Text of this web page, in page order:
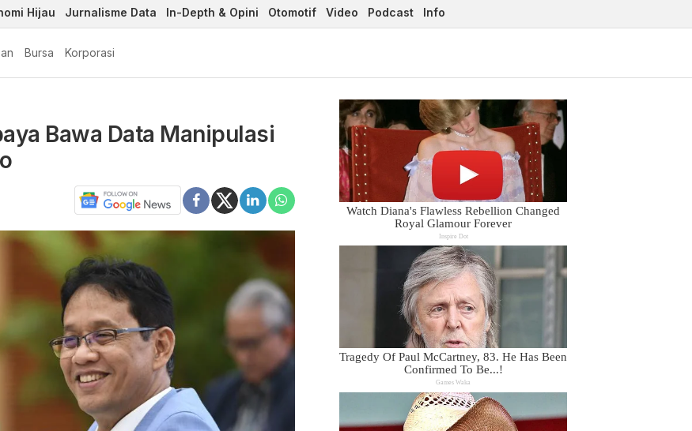
Hijau Jurnalisme Data In-Depth & Opini Otomotif Video Podcast Info
Bursa Korporasi
Bawa Data Manipulasi